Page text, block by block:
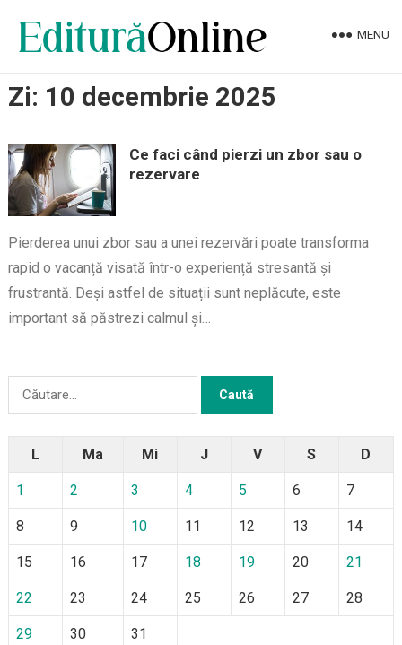
MENU
Zi: 10 decembrie 2025
Ce faci când pierzi un zbor sau o
rezervare
Pierderea unui zbor sau a unei rezervări poate transforma
rapid o vacanță visată într-o experiență stresantă și
frustrantă. Deși astfel de situații sunt neplăcute, este
important să păstrezi calmul și…
Caută
L Ma Mi J V S D
1 2 3 4 5 6 7
8 9 10 11 12 13 14
15 16 17 18 19 20 21
22 23 24 25 26 27 28
29 30 31